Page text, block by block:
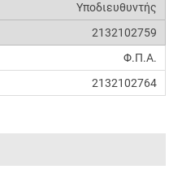
Υποδιευθυντής
2132102759
Φ.Π.Α.
2132102764